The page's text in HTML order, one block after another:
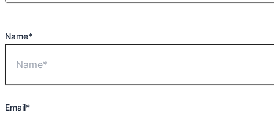
Name*
Email*